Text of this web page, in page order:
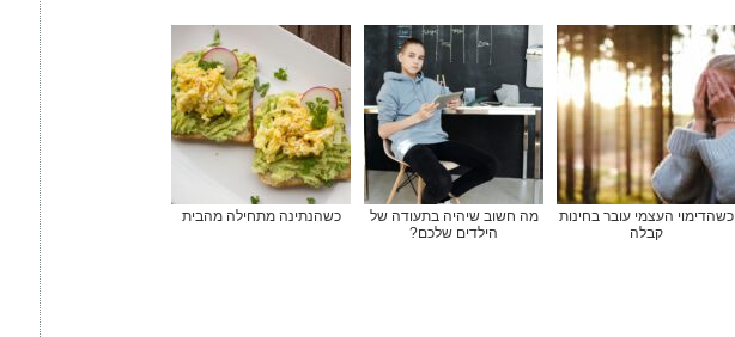
כשהדימוי העצמי עובר בחינות
קבלה
מה חשוב שיהיה בתעודה של
הילדים שלכם?
כשהנתינה מתחילה מהבית